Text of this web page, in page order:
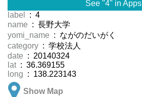
See "4" in Apps
label
: 4
name : 長野大学
yomi_name : ながのだいがく
category : 学校法人
date : 20140324
lat : 36.369155
long : 138.223143
Show Map